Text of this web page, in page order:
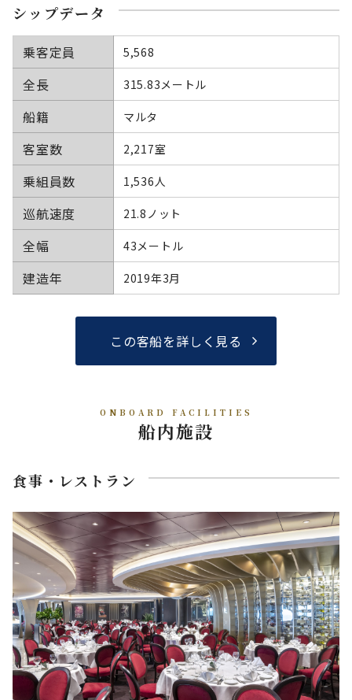
シップデータ
乗客定員 5,568
全長 315.83メートル
船籍 マルタ
客室数 2,217室
乗組員数 1,536人
巡航速度 21.8ノット
全幅 43メートル
建造年 2019年3月
この客船を詳しく見る
ONBOARD FACILITIES
船内施設
食事・レストラン